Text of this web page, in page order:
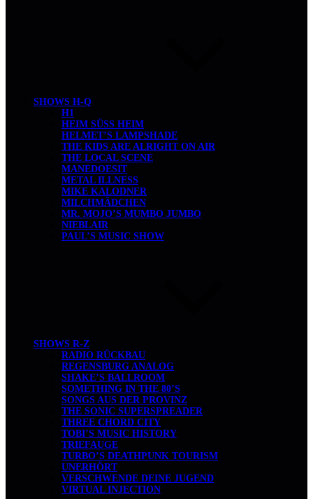
SHOWS H-Q
H1
HEIM SÜSS HEIM
HELMET’S LAMPSHADE
THE KIDS ARE ALRIGHT ON AIR
THE LOCAL SCENE
MANEDOESIT
METAL ILLNESS
MIKE KALODNER
MILCHMÄDCHEN
MR. MOJO’S MUMBO JUMBO
NIEBLAIR
PAUL’S MUSIC SHOW
SHOWS R-Z
RADIO RÜCKBAU
REGENSBURG ANALOG
SHAKE’S BALLROOM
SOMETHING IN THE 80’S
SONGS AUS DER PROVINZ
THE SONIC SUPERSPREADER
THREE CHORD CITY
TOBI’S MUSIC HISTORY
TRIEFAUGE
TURBO’S DEATHPUNK TOURISM
UNERHÖRT
VERSCHWENDE DEINE JUGEND
VIRTUAL INJECTION